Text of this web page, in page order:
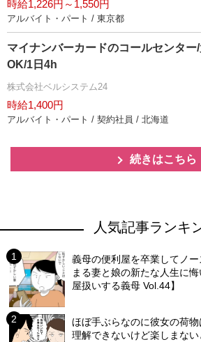
時給1,226円～1,550円
アルバイト・パート / 東京都
マイナンバーカードのコールセンター
OK/1日4h
株式会社ベルシステム24
時給1,400円
アルバイト・パート / 契約社員 / 北海道
続きはこちら
人気記事ランキ
義母の便利屋を卒業してノ
まる妻と娘の新たな人生に
屋扱いする義母 Vol.44】
ほぼ手ぶらなのに彼女の荷
理解できないけど楽しまな